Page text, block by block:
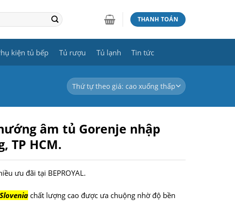
THANH TOÁN
kiện tủ bếp Tủ rượu Tủ lạnh Tin tức
âm tủ Gorenje nhập
TP HCM.
ưu đãi tại BEPROYAL.
chất lượng cao được ưa chuộng nhờ độ bền